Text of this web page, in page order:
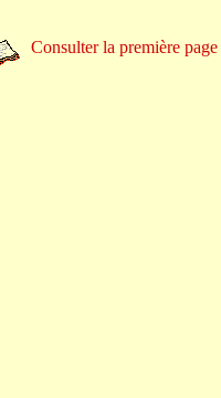
Consulter la première page